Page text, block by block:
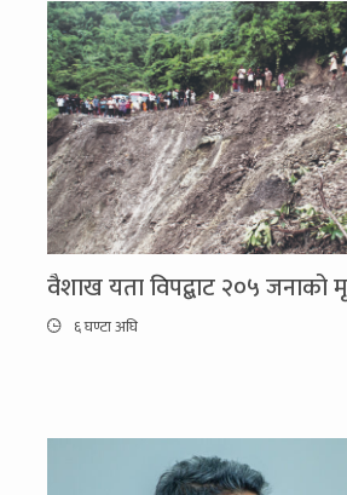
वैशाख यता विपद्बाट २०५ जनाको
६ घण्टा अघि